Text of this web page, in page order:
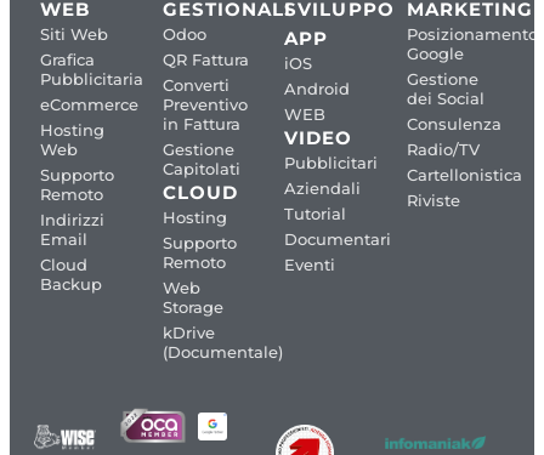
WEB
Siti Web
Grafica
Pubblicitaria
eCommerce
Hosting
Web
Supporto
Remoto
Indirizzi
Email
Cloud
Backup
GESTIONALI
Odoo
QR Fattura
Converti
Preventivo
in Fattura
Gestione
Capitolati
CLOUD
Hosting
Supporto
Remoto
Web
Storage
kDrive
(Documentale)
SVILUPPO
APP
iOS
Android
WEB
VIDEO
Pubblicitari
Aziendali
Tutorial
Documentari
Eventi
MARKETING
Posizionamento
Google
Gestione
dei Social
Consulenza
Radio/TV
Cartellonistica
Riviste